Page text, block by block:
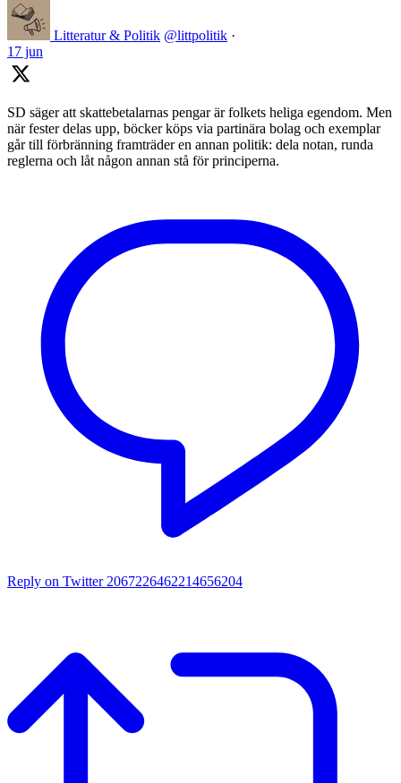
Litteratur & Politik @littpolitik ·
17 jun
SD säger att skattebetalarnas pengar är folkets heliga egendom. Men
när fester delas upp, böcker köps via partinära bolag och exemplar
går till förbränning framträder en annan politik: dela notan, runda
reglerna och låt någon annan stå för principerna.
Reply on Twitter 2067226462214656204